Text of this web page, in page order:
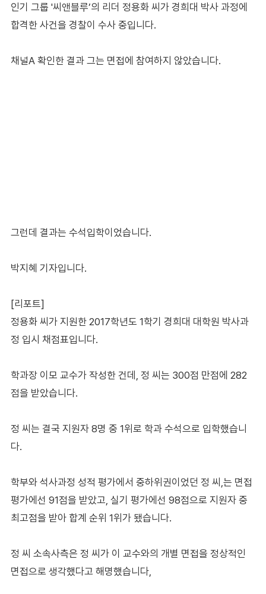
인기 그룹 '씨앤블루’의 리더 정용화 씨가 경희대 박사 과정에
합격한 사건을 경찰이 수사 중입니다.
채널A 확인한 결과 그는 면접에 참여하지 않았습니다.
그런데 결과는 수석입학이었습니다.
박지혜 기자입니다.
[리포트]
정용화 씨가 지원한 2017학년도 1학기 경희대 대학원 박사과
정 입시 채점표입니다.
학과장 이모 교수가 작성한 건데, 정 씨는 300점 만점에 282
점을 받았습니다.
정 씨는 결국 지원자 8명 중 1위로 학과 수석으로 입학했습니
다.
학부와 석사과정 성적 평가에서 중하위권이었던 정 씨,는 면접
평가에선 91점을 받았고, 실기 평가에선 98점으로 지원자 중
최고점을 받아 합계 순위 1위가 됐습니다.
정 씨 소속사측은 정 씨가 이 교수와의 개별 면접을 정상적인
면접으로 생각했다고 해명했습니다,